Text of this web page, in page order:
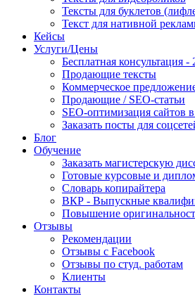
Тексты для буклетов
Текст для нативной
Кейсы
Услуги/Цены
Бесплатная консультация
Продающие тексты
Коммерческое
Продающие / SEO-статьи
SEO-оптимизация сайтов
Заказать посты для
Блог
Обучение
Заказать магистерскую
Готовые курсовые и
Словарь копирайтера
ВКР - Выпускные
Повышение
Отзывы
Рекомендации
Отзывы с Facebook
Отзывы по студ. работам
Клиенты
Контакты